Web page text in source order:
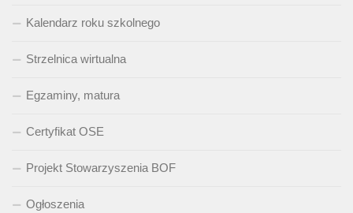
Kalendarz roku szkolnego
Strzelnica wirtualna
Egzaminy, matura
Certyfikat OSE
Projekt Stowarzyszenia BOF
Ogłoszenia